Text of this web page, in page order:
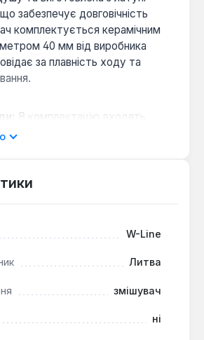
забезпечує довговічність
комплектується керамічним
40 мм від виробника
за плавність ходу та
В комплектацію входять
які зменшують витрату
для обладнання душової
ніші в санвузлі. Він підходить
з постійною експлуатацією, де
W-Line
Литва
змішувач
ні